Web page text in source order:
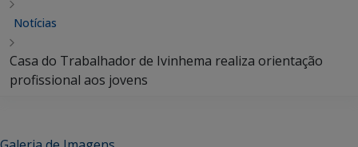
Notícias
Casa do Trabalhador de Ivinhema realiza orientação
profissional aos jovens